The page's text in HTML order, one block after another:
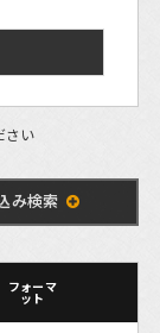
さい
み検索
フォーマ
ット